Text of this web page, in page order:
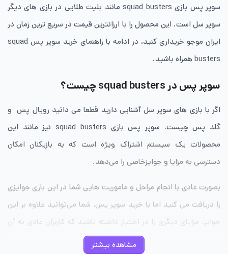
سوپر پس بازی squad busters مانند بلیت طلایی در بازی های دیگر
سوپر سل است. این محصول را با ارزانترین قیمت در سریع ترین زمان در
ایران موجو خریداری کنید، در ادامه با راهنمای خرید سوپر پس squad
busters همراه باشید.
سوپر پس در squad busters چیست؟
اگر با بازی های سوپر سل آشنایی دارید قطعا می دانید رویال پس و
گلد پس چیست، سوپر پس بازی squad busters نیز مانند این
محصولات یک سیستم اشتراک ویژه است که به بازیکنان امکان
دسترسی به مزایا و جوایزخاصی را می‌دهد.
بصورت عادی با انجام مراحل و ماموریت هایی شما در این بازی جوایزی
را دریافت می کنید اما با خرید سوپر پس، شما می‌توانید علاوه بر این
جوایز، مزایای دیگری را در اختیار داشته باشید که کاربران عادی به آن
مشاهده بیشتر